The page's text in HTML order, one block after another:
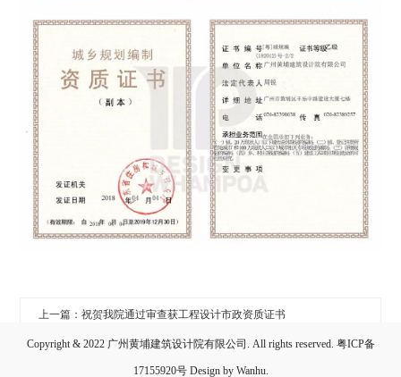
上一篇：祝贺我院通过审查获工程设计市政资质证书
下一篇：热烈祝贺黄埔建筑设计院荣获最具创新型品牌等三项荣誉证书
Copyright & 2022 广州黄埔建筑设计院有限公司. All rights reserved. 粤ICP备
17155920号Design by Wanhu